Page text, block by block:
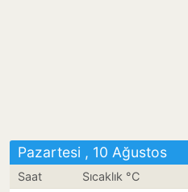
Pazartesi , 10 Ağustos
Saat Sıcaklık °C